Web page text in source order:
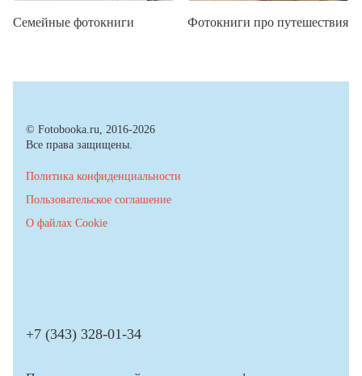
Семейные фотокниги Фотокниги про путешествия
© Fotobooka.ru, 2016-2026
Все права защищены.
Политика конфиденциальности
Пользовательское соглашение
О файлах Cookie
+7 (343) 328-01-34